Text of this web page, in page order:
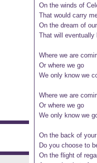
On the winds of
That would carry
On the dream of
That will eventually
Where we are
Or where we go
We only know we
Where we are
Or where we go
We only know we
On the back of
Do you choose to
On the flight of